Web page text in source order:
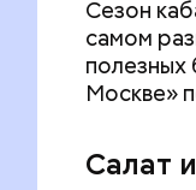
Сезон
самом
полезных
Москве»
Салат
плода.
ряда